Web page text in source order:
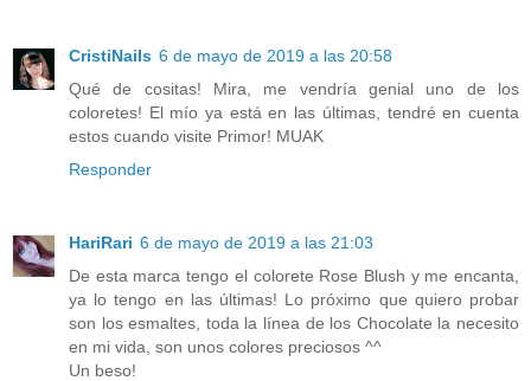
CristiNails 6 de mayo de 2019 a las 20:58
Qué de cositas! Mira, me vendría genial uno de los
coloretes! El mío ya está en las últimas, tendré en cuenta
estos cuando visite Primor! MUAK
Responder
HariRari 6 de mayo de 2019 a las 21:03
De esta marca tengo el colorete Rose Blush y me encanta,
ya lo tengo en las últimas! Lo próximo que quiero probar
son los esmaltes, toda la línea de los Chocolate la necesito
en mi vida, son unos colores preciosos ^^
Un beso!